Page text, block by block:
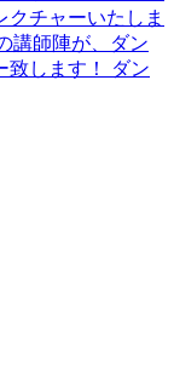
チャーいたしま
講師陣が、ダン
致します！ ダン